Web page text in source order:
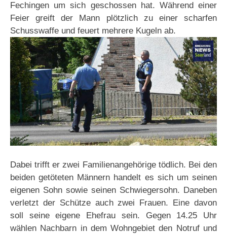
Fechingen um sich geschossen hat. Während einer
Feier greift der Mann plötzlich zu einer scharfen
Schusswaffe und feuert mehrere Kugeln ab.
Dabei trifft er zwei Familienangehörige tödlich. Bei den
beiden getöteten Männern handelt es sich um seinen
eigenen Sohn sowie seinen Schwiegersohn. Daneben
verletzt der Schütze auch zwei Frauen. Eine davon
soll seine eigene Ehefrau sein. Gegen 14.25 Uhr
wählen Nachbarn in dem Wohngebiet den Notruf und